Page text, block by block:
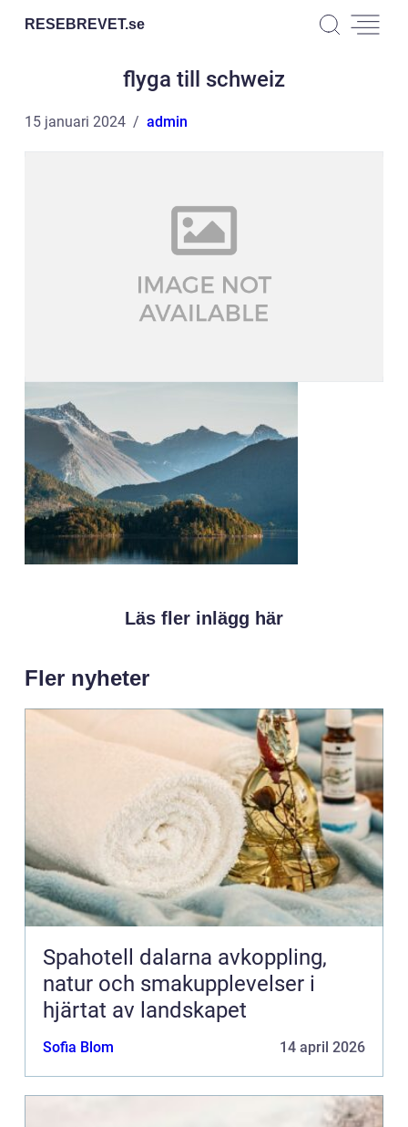
RESEBREVET.se
flyga till schweiz
15 januari 2024 admin
Läs fler inlägg här
Fler nyheter
Spahotell dalarna avkoppling,
natur och smakupplevelser i
hjärtat av landskapet
Sofia Blom 14 april 2026